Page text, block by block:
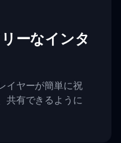
ーなインタ
イヤーが簡単に祝
共有できるように